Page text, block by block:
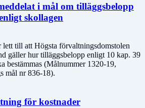
i mål om tilläggsbelopp
skollagen
lett till att Högsta förvaltningsdomstolen
gäller hur tilläggsbelopp enligt 10 kap. 39
bestämmas (Målnummer 1320-19,
mål nr 836-18).
för kostnader